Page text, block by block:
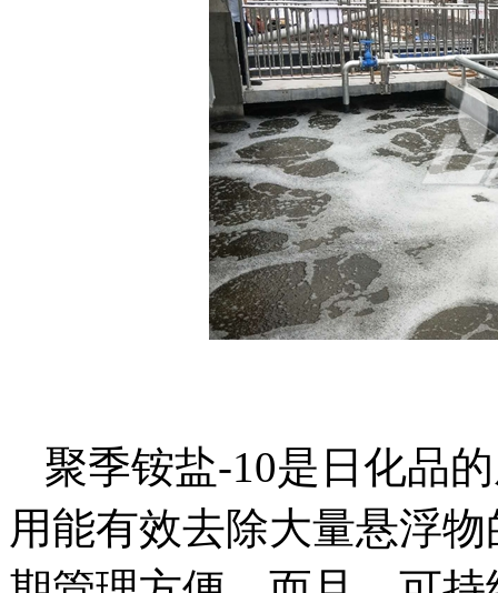
聚季铵盐-10是日化品
用能有效去除大量悬浮